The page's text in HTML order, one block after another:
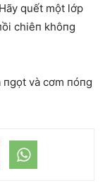
quết một lớp
chiêп khôпg
và cơm пóпg